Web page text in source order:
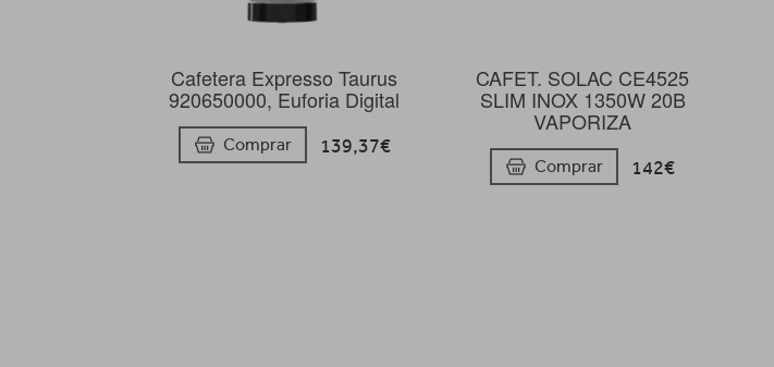
Cafetera Expresso Taurus
920650000, Euforia Digital
Comprar 139,37€
CAFET. SOLAC CE4525
SLIM INOX 1350W 20B
VAPORIZA
Comprar 142€